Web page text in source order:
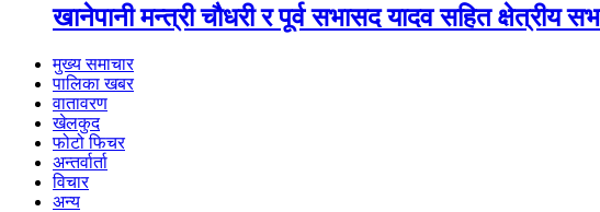
खानेपानी मन्त्री चौधरी र पूर्व सभासद यादव सहित क्षेत्रीय
मुख्य समाचार
पालिका खबर
वातावरण
खेलकुद
फोटो फिचर
अन्तर्वार्ता
विचार
अन्य